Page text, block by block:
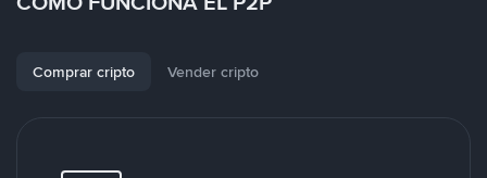
Comprar cripto Vender cripto